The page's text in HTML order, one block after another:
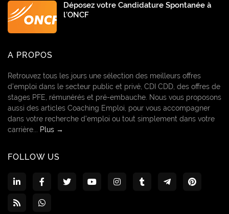
Déposez votre Candidature Spontanée à
l’ONCF
A PROPOS
Retrouvez tous les jours une sélection des meilleurs offres
d’emploi dans le secteur public et privé, CDI CDD, des offres de
stages PFE, rémunérés et pré-embauche. Nous vous proposons
aussi des articles Coaching Emploi, pour vous accompagner
dans votre recherche d’emploi ou tout simplement dans votre
carrière... Plus →
FOLLOW US